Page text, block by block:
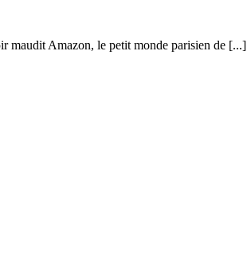
maudit Amazon, le petit monde parisien de [...]